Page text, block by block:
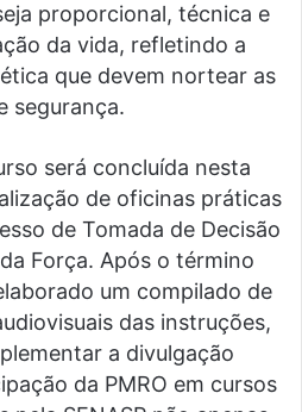
proporcional, técnica e
da vida, refletindo a
que devem nortear as
segurança.
será concluída nesta
de oficinas práticas
de Tomada de Decisão
Força. Após o término
um compilado de
das instruções,
a divulgação
da PMRO em cursos